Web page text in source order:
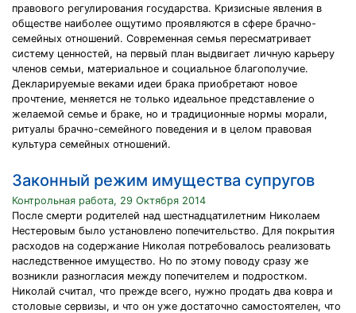
правового регулирования государства. Кризисные явления в
обществе наиболее ощутимо проявляются в сфере брачно-
семейных отношений. Современная семья пересматривает
систему ценностей, на первый план выдвигает личную карьеру
членов семьи, материальное и социальное благополучие.
Декларируемые веками идеи брака приобретают новое
прочтение, меняется не только идеальное представление о
желаемой семье и браке, но и традиционные нормы морали,
ритуалы брачно-семейного поведения и в целом правовая
культура семейных отношений.
Законный режим имущества супругов
Контрольная работа, 29 Октября 2014
После смерти родителей над шестнадцатилетним Николаем
Нестеровым было установлено попечительство. Для покрытия
расходов на содержание Николая потребовалось реализовать
наследственное имущество. Но по этому поводу сразу же
возникли разногласия между попечителем и подростком.
Николай считал, что прежде всего, нужно продать два ковра и
столовые сервизы, и что он уже достаточно самостоятелен, что